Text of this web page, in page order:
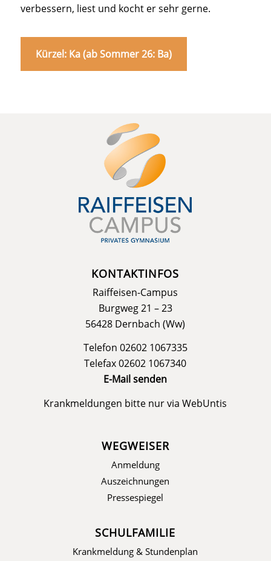
verbessern, liest und kocht er sehr gerne.
Kürzel: Ka (ab Sommer 26: Ba)
KONTAKTINFOS
Raiffeisen-Campus
Burgweg 21 – 23
56428 Dernbach (Ww)
Telefon 02602 1067335
Telefax 02602 1067340
E-Mail senden
Krankmeldungen bitte nur viaWebUntis
WEGWEISER
Anmeldung
Auszeichnungen
Pressespiegel
SCHULFAMILIE
Krankmeldung & Stundenplan